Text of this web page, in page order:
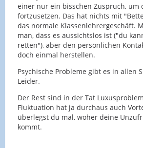
einer nur ein bisschen Zuspruch, um
fortzusetzen. Das hat nichts mit
das normale Klassenlehrergeschäft.
man, dass es aussichtslos ist ("du
retten"), aber den persönlichen
doch einmal herstellen.
Psychische Probleme gibt es in allen
Leider.
Der Rest sind in der Tat
Fluktuation hat ja durchaus auch
überlegst du mal, woher deine
kommt.